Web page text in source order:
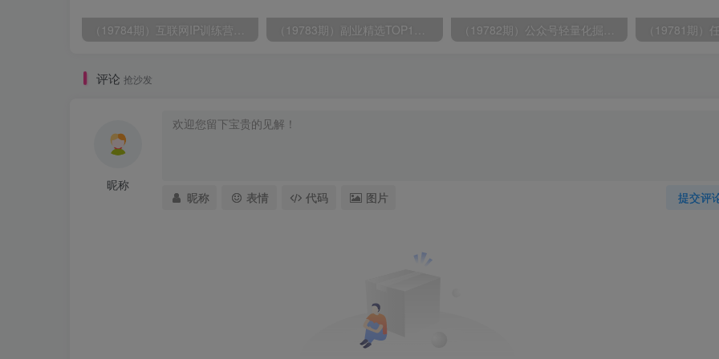
（19784期）互联网IP训练营短视频打造课；先忘掉错误认知，解析百亿曝光真相，重新树立内容创作方向感与收入模型认知 （19783期）副业精选TOP1，全流程托管，24小时见收益，单号轻松日入500+ （19782期）公众号轻量化掘金项目，两分钟极简操作日稳收益 100-200+
评论 抢沙发
昵称
提交评
昵称 表情 代码 图片